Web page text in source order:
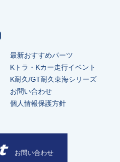
最新おすすめパーツ
Kトラ・Kカー走行イベント
K耐久/GT耐久東海シリーズ
お問い合わせ
個人情報保護方針
お問い合わせ